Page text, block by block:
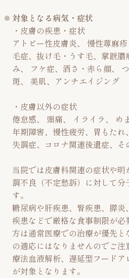
対象となる病気・症状
・皮膚の疾患・症状
アトピー性皮膚炎、 慢性蕁麻
毛症、抜け毛・うす毛、掌蹠
み、 フケ症、酒さ・赤ら顔、
斑、 美肌、アンチエイジング
・皮膚以外の症状
倦怠感、 頭痛、 イライラ、 め
年期障害、慢性疲労、胃もた
失調症、コロナ関連後遺症、そ
当院では皮膚科関連の症状や
調不良（不定愁訴）に対して分
す。
糖尿病や肝疾患、腎疾患、膵
疾患などで厳格な食事制限が
方は通常医療での治療が優先
の適応にはなりませんのでご
療法血液解析、遅延型フードア
が対象となります。